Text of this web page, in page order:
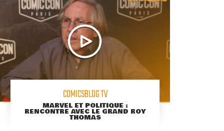
COMICSBLOG TV
MARVEL ET POLITIQUE :
RENCONTRE AVEC LE GRAND ROY
THOMAS